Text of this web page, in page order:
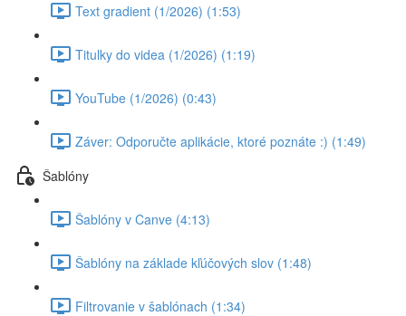
Text gradient (1/2026) (1:53)
Titulky do videa (1/2026) (1:19)
YouTube (1/2026) (0:43)
Záver: Odporučte aplikácie, ktoré poznáte :) (1:49)
Šablóny
Šablóny v Canve (4:13)
Šablóny na základe kľúčových slov (1:48)
Filtrovanie v šablónach (1:34)